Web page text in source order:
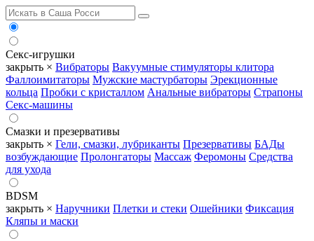
Секс-игрушки
закрыть × Вибраторы Вакуумные стимуляторы клитора
Фаллоимитаторы Мужские мастурбаторы Эрекционные
кольца Пробки с кристаллом Анальные вибраторы Страпоны
Секс-машины
Смазки и презервативы
закрыть × Гели, смазки, лубриканты Презервативы БАДы
возбуждающие Пролонгаторы Массаж Феромоны Средства
для ухода
BDSM
закрыть × Наручники Плетки и стеки Ошейники Фиксация
Кляпы и маски